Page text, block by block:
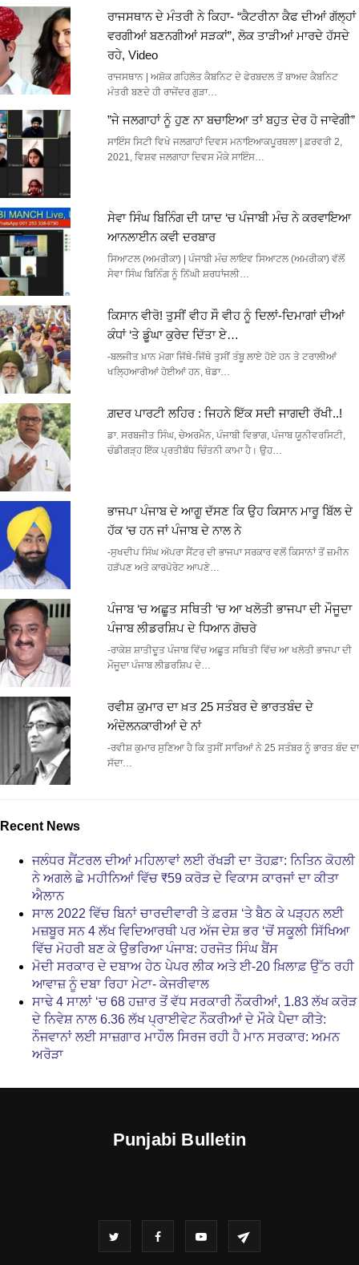
ਰਾਜਸਥਾਨ ਦੇ ਮੰਤਰੀ ਨੇ ਕਿਹਾ- “ਕੈਟਰੀਨਾ ਕੈਫ ਦੀਆਂ ਗੱਲ੍ਹਾਂ
ਵਰਗੀਆਂ ਬਣਨਗੀਆਂ ਸੜਕਾਂ”, ਲੋਕ ਤਾੜੀਆਂ ਮਾਰਦੇ ਹੱਸਦੇ
ਰਹੇ, Video
ਰਾਜਸਥਾਨ | ਅਸ਼ੋਕ ਗਹਿਲੋਤ ਕੈਬਨਿਟ ਦੇ ਫੇਰਬਦਲ ਤੋਂ ਬਾਅਦ ਕੈਬਨਿਟ
ਮੰਤਰੀ ਬਣਦੇ ਹੀ ਰਾਜੇਂਦਰ ਗੁੜਾ…
”ਜੇ ਜਲਗਾਹਾਂ ਨੂੰ ਹੁਣ ਨਾ ਬਚਾਇਆ ਤਾਂ ਬਹੁਤ ਦੇਰ ਹੋ ਜਾਵੇਗੀ”
ਸਾਇੰਸ ਸਿਟੀ ਵਿਖੇ ਜਲਗਾਹਾਂ ਦਿਵਸ ਮਨਾਇਆਕਪੂਰਥਲਾ | ਫ਼ਰਵਰੀ 2,
2021, ਵਿਸ਼ਵ ਜਲਗਾਹਾ ਦਿਵਸ ਮੌਕੇ ਸਾਇੰਸ…
ਸੇਵਾ ਸਿੰਘ ਬਿਨਿੰਗ ਦੀ ਯਾਦ ‘ਚ ਪੰਜਾਬੀ ਮੰਚ ਨੇ ਕਰਵਾਇਆ
ਆਨਲਾਈਨ ਕਵੀ ਦਰਬਾਰ
ਸਿਆਟਲ (ਅਮਰੀਕਾ) | ਪੰਜਾਬੀ ਮੰਚ ਲਾਇਵ ਸਿਆਟਲ (ਅਮਰੀਕਾ) ਵੱਲੋਂ
ਸੇਵਾ ਸਿੰਘ ਬਿਨਿੰਗ ਨੂੰ ਨਿੱਘੀ ਸ਼ਰਧਾਂਜਲੀ…
ਕਿਸਾਨ ਵੀਰੋ! ਤੁਸੀਂ ਵੀਹ ਸੌ ਵੀਹ ਨੂੰ ਦਿਲਾਂ-ਦਿਮਾਗਾਂ ਦੀਆਂ
ਕੰਧਾਂ ‘ਤੇ ਡੂੰਘਾ ਕੁਰੇਦ ਦਿੱਤਾ ਏ…
-ਬਲਜੀਤ ਖ਼ਾਨ ਮੋਗਾ ਜਿੱਥੇ-ਜਿੱਥੇ ਤੁਸੀਂ ਤੰਬੂ ਲਾਏ ਹੋਏ ਹਨ ਤੇ ਟਰਾਲੀਆਂ
ਖਲ੍ਹਿਆਰੀਆਂ ਹੋਈਆਂ ਹਨ, ਥੋਡਾ…
ਗ਼ਦਰ ਪਾਰਟੀ ਲਹਿਰ : ਜਿਹਨੇ ਇੱਕ ਸਦੀ ਜਾਗਦੀ ਰੱਖੀ..!
ਡਾ. ਸਰਬਜੀਤ ਸਿੰਘ, ਚੇਅਰਮੈਨ, ਪੰਜਾਬੀ ਵਿਭਾਗ, ਪੰਜਾਬ ਯੂਨੀਵਰਸਿਟੀ,
ਚੰਡੀਗੜ੍ਹ ਇੱਕ ਪ੍ਰਤੀਬੱਧ ਚਿੰਤਨੀ ਕਾਮਾ ਹੈ। ਉਹ…
ਭਾਜਪਾ ਪੰਜਾਬ ਦੇ ਆਗੂ ਦੱਸਣ ਕਿ ਉਹ ਕਿਸਾਨ ਮਾਰੂ ਬਿੱਲ ਦੇ
ਹੱਕ ‘ਚ ਹਨ ਜਾਂ ਪੰਜਾਬ ਦੇ ਨਾਲ ਨੇ
-ਸੁਖਦੀਪ ਸਿੰਘ ਅੱਪਰਾ ਸੈਂਟਰ ਦੀ ਭਾਜਪਾ ਸਰਕਾਰ ਵਲੋਂ ਕਿਸਾਨਾਂ ਤੋਂ ਜ਼ਮੀਨ
ਹੜੱਪਣ ਅਤੇ ਕਾਰਪੋਰੇਟ ਆਪਣੇ…
ਪੰਜਾਬ ‘ਚ ਅਛੂਤ ਸਥਿਤੀ ‘ਚ ਆ ਖਲੋਤੀ ਭਾਜਪਾ ਦੀ ਮੌਜੂਦਾ
ਪੰਜਾਬ ਲੀਡਰਸ਼ਿਪ ਦੇ ਧਿਆਨ ਗੋਚਰੇ
-ਰਾਕੇਸ਼ ਸ਼ਾਤੀਦੂਤ ਪੰਜਾਬ ਵਿੱਚ ਅਛੂਤ ਸਥਿਤੀ ਵਿੱਚ ਆ ਖਲੋਤੀ ਭਾਜਪਾ ਦੀ
ਮੌਜੂਦਾ ਪੰਜਾਬ ਲੀਡਰਸ਼ਿਪ ਦੇ…
ਰਵੀਸ਼ ਕੁਮਾਰ ਦਾ ਖ਼ਤ 25 ਸਤੰਬਰ ਦੇ ਭਾਰਤਬੰਦ ਦੇ
ਅੰਦੋਲਨਕਾਰੀਆਂ ਦੇ ਨਾਂ
-ਰਵੀਸ਼ ਕੁਮਾਰ ਸੁਣਿਆ ਹੈ ਕਿ ਤੁਸੀਂ ਸਾਰਿਆਂ ਨੇ 25 ਸਤੰਬਰ ਨੂੰ ਭਾਰਤ ਬੰਦ ਦਾ
ਸੱਦਾ…
Recent News
ਜਲੰਧਰ ਸੈਂਟਰਲ ਦੀਆਂ ਮਹਿਲਾਵਾਂ ਲਈ ਰੱਖੜੀ ਦਾ ਤੋਹਫ਼ਾ: ਨਿਤਿਨ ਕੋਹਲੀ
ਨੇ ਅਗਲੇ ਛੇ ਮਹੀਨਿਆਂ ਵਿੱਚ ₹59 ਕਰੋੜ ਦੇ ਵਿਕਾਸ ਕਾਰਜਾਂ ਦਾ ਕੀਤਾ
ਐਲਾਨ
ਸਾਲ 2022 ਵਿੱਚ ਬਿਨਾਂ ਚਾਰਦੀਵਾਰੀ ਤੇ ਫ਼ਰਸ਼ ‘ਤੇ ਬੈਠ ਕੇ ਪੜ੍ਹਨ ਲਈ
ਮਜ਼ਬੂਰ ਸਨ 4 ਲੱਖ ਵਿਦਿਆਰਥੀ ਪਰ ਅੱਜ ਦੇਸ਼ ਭਰ ‘ਚੋਂ ਸਕੂਲੀ ਸਿੱਖਿਆ
ਵਿੱਚ ਮੋਹਰੀ ਬਣ ਕੇ ਉਭਰਿਆ ਪੰਜਾਬ: ਹਰਜੋਤ ਸਿੰਘ ਬੈਂਸ
ਮੋਦੀ ਸਰਕਾਰ ਦੇ ਦਬਾਅ ਹੇਠ ਪੇਪਰ ਲੀਕ ਅਤੇ ਈ-20 ਖ਼ਿਲਾਫ਼ ਉੱਠ ਰਹੀ
ਆਵਾਜ਼ ਨੂੰ ਦਬਾ ਰਿਹਾ ਮੇਟਾ- ਕੇਜਰੀਵਾਲ
ਸਾਢੇ 4 ਸਾਲਾਂ ‘ਚ 68 ਹਜ਼ਾਰ ਤੋਂ ਵੱਧ ਸਰਕਾਰੀ ਨੌਕਰੀਆਂ, 1.83 ਲੱਖ ਕਰੋੜ
ਦੇ ਨਿਵੇਸ਼ ਨਾਲ 6.36 ਲੱਖ ਪ੍ਰਾਈਵੇਟ ਨੌਕਰੀਆਂ ਦੇ ਮੌਕੇ ਪੈਦਾ ਕੀਤੇ:
ਨੌਜਵਾਨਾਂ ਲਈ ਸਾਜ਼ਗਾਰ ਮਾਹੌਲ ਸਿਰਜ ਰਹੀ ਹੈ ਮਾਨ ਸਰਕਾਰ: ਅਮਨ
ਅਰੋੜਾ
Punjabi Bulletin